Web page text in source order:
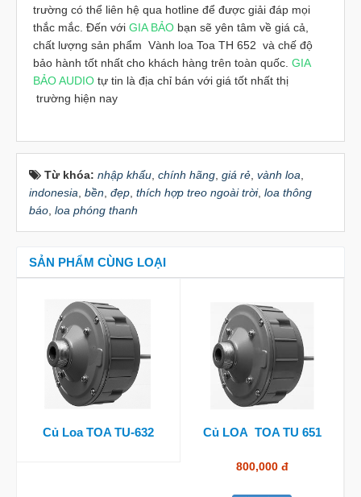
trường có thể liên hệ qua hotline để được giải đáp mọi
thắc mắc. Đến với GIA BẢO bạn sẽ yên tâm về giá cả,
chất lượng sản phẩm Vành loa Toa TH 652 và chế độ
bảo hành tốt nhất cho khách hàng trên toàn quốc. GIA
BẢO AUDIO tự tin là địa chỉ bán với giá tốt nhất thị
trường hiện nay
Từ khóa: nhập khẩu chính hãng giá rẻ vành loa
indonesia bền đẹp thích hợp treo ngoài trời, loa thông
báo loa phóng thanh
SẢN PHẨM CÙNG LOẠI
Củ Loa TOA TU-632 Củ LOA TOA TU 651
800,000 đ